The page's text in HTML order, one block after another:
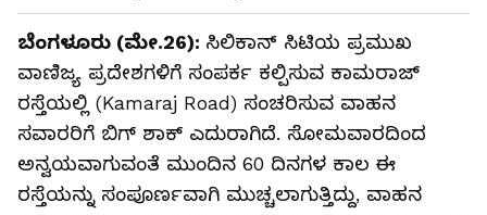
ಬೆಂಗಳೂರು (ಮೇ.26): ಸಿಲಿಕಾನ್ ಸಿಟಿಯ ಪ್ರಮುಖ
ವಾಣಿಜ್ಯ ಪ್ರದೇಶಗಳಿಗೆ ಸಂಪರ್ಕ ಕಲ್ಪಿಸುವ ಕಾಮರಾಜ್
ರಸ್ತೆಯಲ್ಲಿ (Kamaraj Road) ಸಂಚರಿಸುವ ವಾಹನ
ಸವಾರರಿಗೆ ಬಿಗ್ ಶಾಕ್ ಎದುರಾಗಿದೆ. ಸೋಮವಾರದಿಂದ
ಅನ್ವಯವಾಗುವಂತೆ ಮುಂದಿನ 60 ದಿನಗಳ ಕಾಲ ಈ
ರಸ್ತೆಯನ್ನು ಸಂಪೂರ್ಣವಾಗಿ ಮುಚ್ಚಲಾಗುತ್ತಿದ್ದು, ವಾಹನ